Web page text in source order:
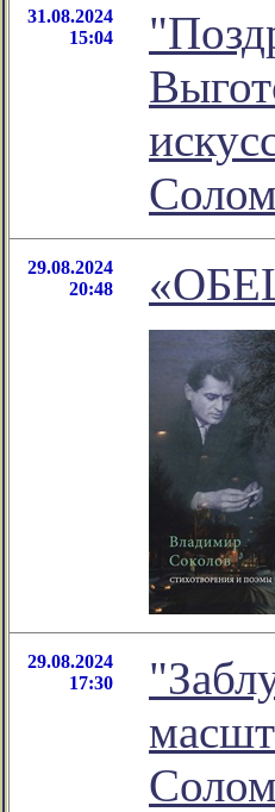
31.08.2024
15:04
29.08.2024
20:48
29.08.2024
17:30